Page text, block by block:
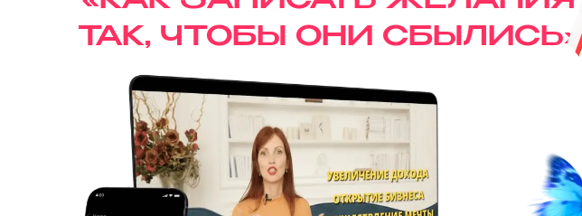
ТАК, ЧТОБЫ ОНИ СБЫЛИСЬ»